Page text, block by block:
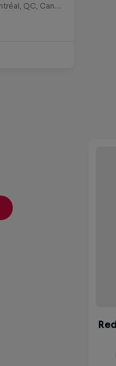
Parc olympique, Montréal, QC, Canada